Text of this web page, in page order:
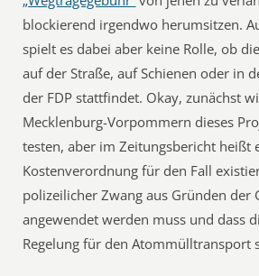
blockierend irgendwo herumsitzen.
spielt es dabei aber keine Rolle, ob
auf der Straße, auf Schienen oder in
der FDP stattfindet. Okay, zunächst
Mecklenburg-Vorpommern dieses
testen, aber im Zeitungsbericht heißt
Kostenverordnung für den Fall
polizeilicher Zwang aus Gründen der
angewendet werden muss und dass
Regelung für den Atommülltransport